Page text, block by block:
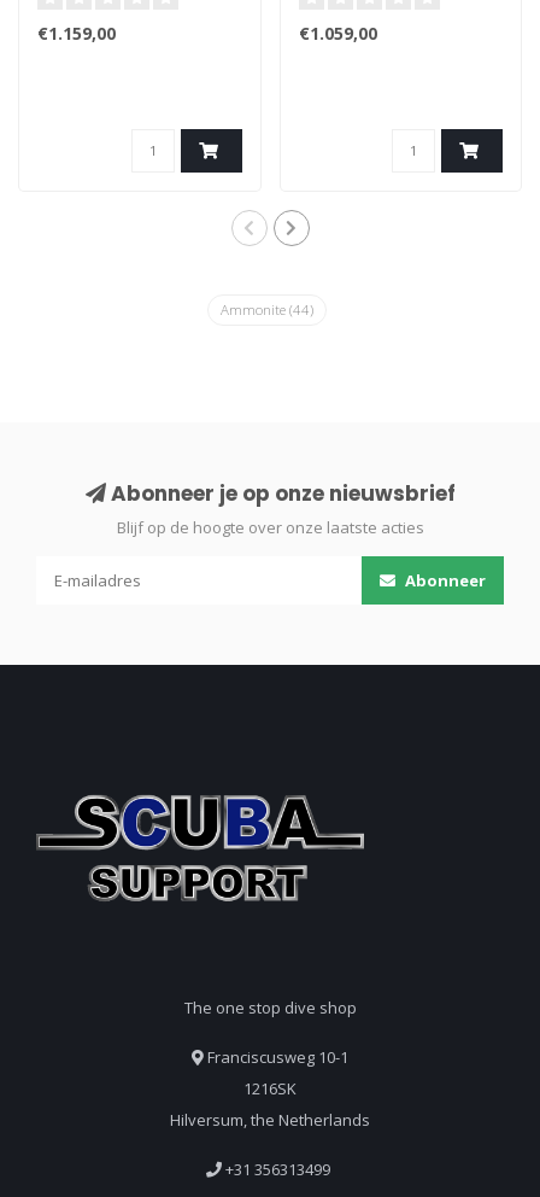
€1.159,00 €1.059,00
Ammonite (44)
Abonneer je op onze nieuwsbrief
Blijf op de hoogte over onze laatste acties
Abonneer
The one stop dive shop
Franciscusweg 10-1
1216SK
Hilversum, the Netherlands
+31 356313499